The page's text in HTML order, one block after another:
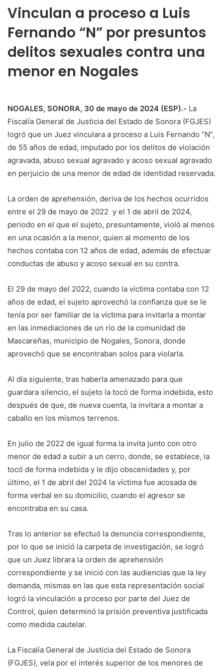
Vinculan a proceso a Luis
Fernando “N” por presuntos
delitos sexuales contra una
menor en Nogales
NOGALES, SONORA, 30 de mayo de 2024 (ESP).- La
Fiscalía General de Justicia del Estado de Sonora (FGJES)
logró que un Juez vinculara a proceso a Luis Fernando “N”,
de 55 años de edad, imputado por los delitos de violación
agravada, abuso sexual agravado y acoso sexual agravado
en perjuicio de una menor de edad de identidad reservada.
La orden de aprehensión, deriva de los hechos ocurridos
entre el 29 de mayo de 2022 y el 1 de abril de 2024,
periodo en el que el sujeto, presuntamente, violó al menos
en una ocasión a la menor, quien al momento de los
hechos contaba con 12 años de edad, además de efectuar
conductas de abuso y acoso sexual en su contra.
El 29 de mayo del 2022, cuando la víctima contaba con 12
años de edad, el sujeto aprovechó la confianza que se le
tenía por ser familiar de la víctima para invitarla a montar
en las inmediaciones de un río de la comunidad de
Mascareñas, municipio de Nogales, Sonora, donde
aprovechó que se encontraban solos para violarla.
Al día siguiente, tras haberla amenazado para que
guardara silencio, el sujeto la tocó de forma indebida, esto
después de que, de nueva cuenta, la invitara a montar a
caballo en los mismos terrenos.
En julio de 2022 de igual forma la invita junto con otro
menor de edad a subir a un cerro, donde, se establece, la
tocó de forma indebida y le dijo obscenidades y, por
último, el 1 de abril del 2024 la víctima fue acosada de
forma verbal en su domicilio, cuando el agresor se
encontraba en su casa.
Tras lo anterior se efectuó la denuncia correspondiente,
por lo que se inició la carpeta de investigación, se logró
que un Juez librara la orden de aprehensión
correspondiente y se inició con las audiencias que la ley
demanda, mismas en las que esta representación social
logró la vinculación a proceso por parte del Juez de
Control, quien determinó la prisión preventiva justificada
como medida cautelar.
La Fiscalía General de Justicia del Estado de Sonora
(FGJES), vela por el interés superior de los menores de